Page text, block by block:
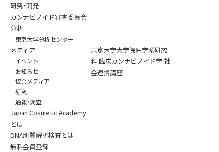
研究・開発
カンナビノイド審査委員会
分析
東京大学分析センター
メディア
イベント
お知らせ
協会メディア
研究
通報・調査
Japan Cosmetic Academy
とは
DNA肌質解析検査とは
無料会員登録
東京大学大学院医学系研究
科 臨床カンナビノイド学 社
会連携講座